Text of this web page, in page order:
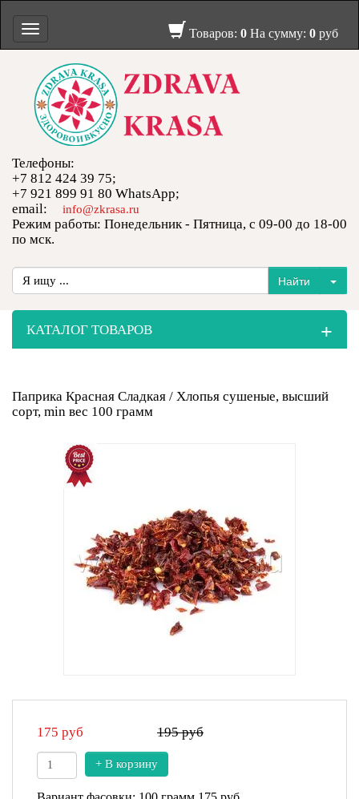
Товаров: 0 На сумму: 0 руб
Toggle
navigation
Телефоны:
+7 812 424 39 75;
+7 921 899 91 80 WhatsApp;
email:
info@zkrasa.ru
Режим работы: Понедельник - Пятница, с 09-00 до 18-00
по мск.
КАТАЛОГ ТОВАРОВ +
Паприка Красная Сладкая / Хлопья сушеные, высший
сорт, min вес 100 грамм
175 руб 195 руб
+ В корзину